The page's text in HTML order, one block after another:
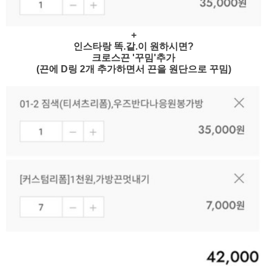
+
인스타랑 똑.같.이 원하시면?
크로스끈 '꾸밈'추가
(끈에 D링 2개 추가하면서 끈을 원단으로 꾸밈)